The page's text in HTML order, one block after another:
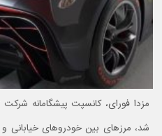
شد، مرزهای بین خودروهای